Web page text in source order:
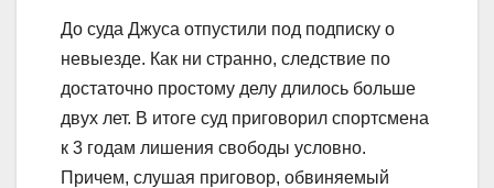
До суда Джуса отпустили под подписку о
невыезде. Как ни странно, следствие по
достаточно простому делу длилось больше
двух лет. В итоге суд приговорил спортсмена
к 3 годам лишения свободы условно.
Причем, слушая приговор, обвиняемый